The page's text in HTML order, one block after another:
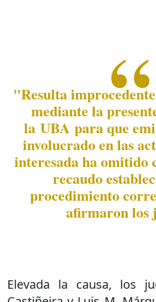
"Resulta
mediante la
la UBA para que
involucrado en las
interesada ha omitido
recaudo
procedimiento
afirmaron los
Elevada la causa, los